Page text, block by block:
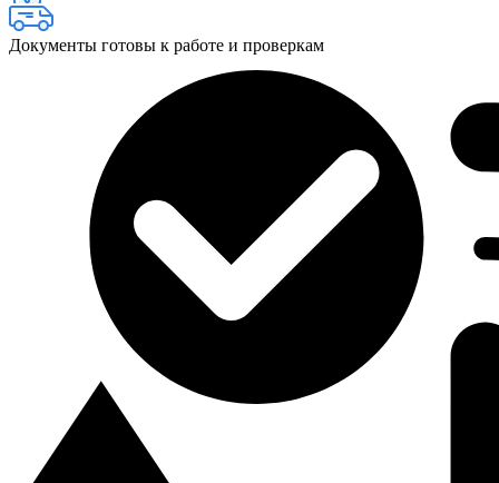
Документы готовы к работе и проверкам